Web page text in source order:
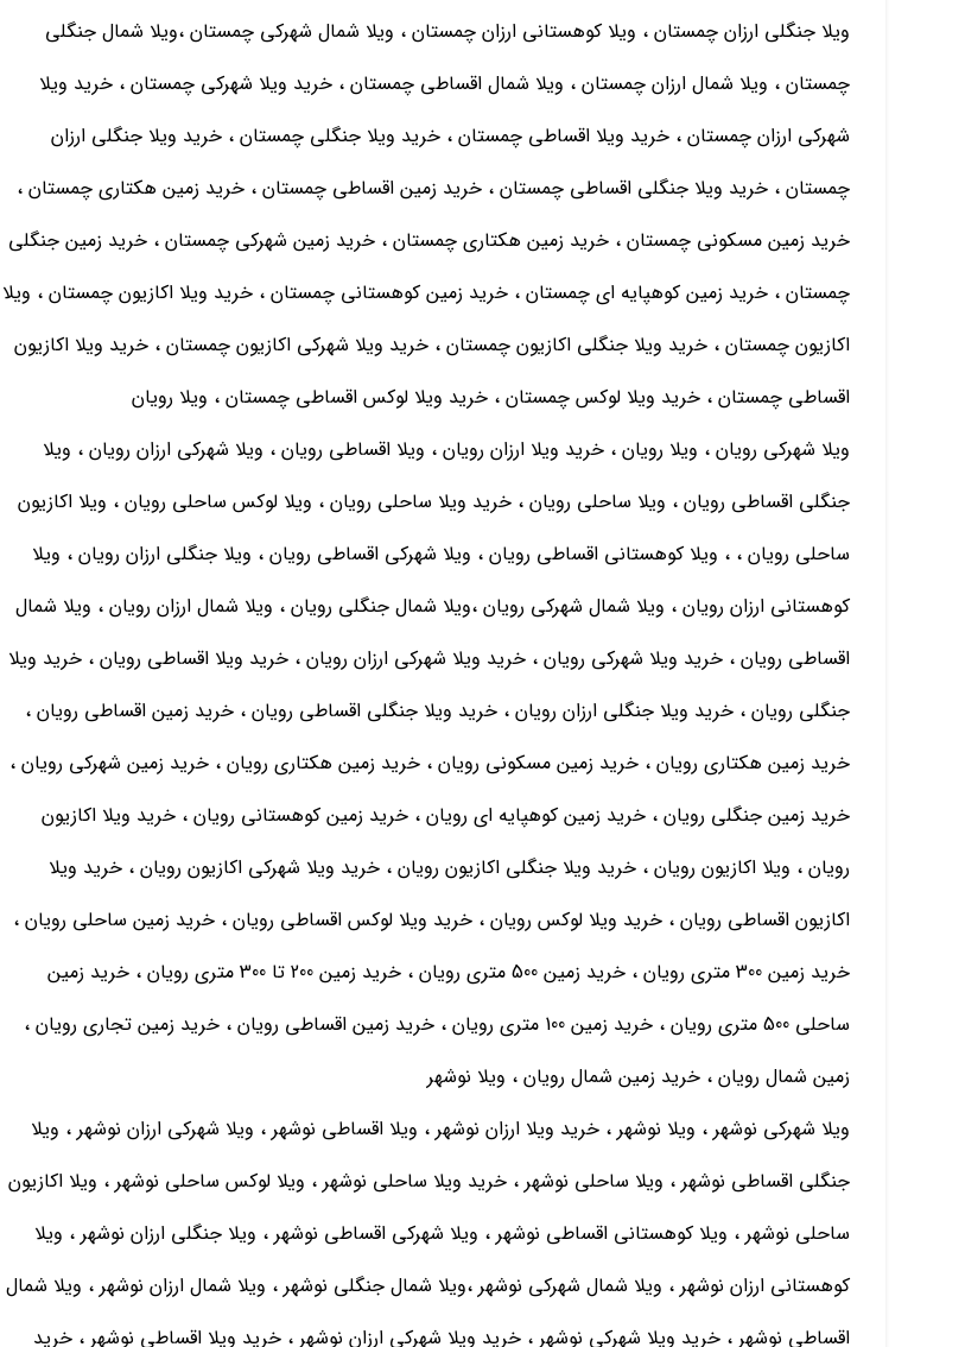
ویلا جنگلی ارزان چمستان ، ویلا کوهستانی ارزان چمستان ، ویلا شمال شهرکی چمستان ،ویلا شمال جنگلی
چمستان ، ویلا شمال ارزان چمستان ، ویلا شمال اقساطی چمستان ، خرید ویلا شهرکی چمستان ، خرید ویلا
شهرکی ارزان چمستان ، خرید ویلا اقساطی چمستان ، خرید ویلا جنگلی چمستان ، خرید ویلا جنگلی ارزان
چمستان ، خرید ویلا جنگلی اقساطی چمستان ، خرید زمین اقساطی چمستان ، خرید زمین هکتاری چمستان ،
خرید زمین مسکونی چمستان ، خرید زمین هکتاری چمستان ، خرید زمین شهرکی چمستان ، خرید زمین جنگلی
چمستان ، خرید زمین کوهپایه ای چمستان ، خرید زمین کوهستانی چمستان ، خرید ویلا اکازیون چمستان ، ویلا
اکازیون چمستان ، خرید ویلا جنگلی اکازیون چمستان ، خرید ویلا شهرکی اکازیون چمستان ، خرید ویلا اکازیون
اقساطی چمستان ، خرید ویلا لوکس چمستان ، خرید ویلا لوکس اقساطی چمستان ، ویلا رویان
ویلا شهرکی رویان ، ویلا رویان ، خرید ویلا ارزان رویان ، ویلا اقساطی رویان ، ویلا شهرکی ارزان رویان ، ویلا
جنگلی اقساطی رویان ، ویلا ساحلی رویان ، خرید ویلا ساحلی رویان ، ویلا لوکس ساحلی رویان ، ویلا اکازیون
ساحلی رویان ، ، ویلا کوهستانی اقساطی رویان ، ویلا شهرکی اقساطی رویان ، ویلا جنگلی ارزان رویان ، ویلا
کوهستانی ارزان رویان ، ویلا شمال شهرکی رویان ،ویلا شمال جنگلی رویان ، ویلا شمال ارزان رویان ، ویلا شمال
اقساطی رویان ، خرید ویلا شهرکی رویان ، خرید ویلا شهرکی ارزان رویان ، خرید ویلا اقساطی رویان ، خرید ویلا
جنگلی رویان ، خرید ویلا جنگلی ارزان رویان ، خرید ویلا جنگلی اقساطی رویان ، خرید زمین اقساطی رویان ،
خرید زمین هکتاری رویان ، خرید زمین مسکونی رویان ، خرید زمین هکتاری رویان ، خرید زمین شهرکی رویان ،
خرید زمین جنگلی رویان ، خرید زمین کوهپایه ای رویان ، خرید زمین کوهستانی رویان ، خرید ویلا اکازیون
رویان ، ویلا اکازیون رویان ، خرید ویلا جنگلی اکازیون رویان ، خرید ویلا شهرکی اکازیون رویان ، خرید ویلا
اکازیون اقساطی رویان ، خرید ویلا لوکس رویان ، خرید ویلا لوکس اقساطی رویان ، خرید زمین ساحلی رویان ،
خرید زمین 300 متری رویان ، خرید زمین 500 متری رویان ، خرید زمین 200 تا 300 متری رویان ، خرید زمین
ساحلی 500 متری رویان ، خرید زمین 100 متری رویان ، خرید زمین اقساطی رویان ، خرید زمین تجاری رویان ،
زمین شمال رویان ، خرید زمین شمال رویان ، ویلا نوشهر
ویلا شهرکی نوشهر ، ویلا نوشهر ، خرید ویلا ارزان نوشهر ، ویلا اقساطی نوشهر ، ویلا شهرکی ارزان نوشهر ، ویلا
جنگلی اقساطی نوشهر ، ویلا ساحلی نوشهر ، خرید ویلا ساحلی نوشهر ، ویلا لوکس ساحلی نوشهر ، ویلا اکازیون
ساحلی نوشهر ، ویلا کوهستانی اقساطی نوشهر ، ویلا شهرکی اقساطی نوشهر ، ویلا جنگلی ارزان نوشهر ، ویلا
کوهستانی ارزان نوشهر ، ویلا شمال شهرکی نوشهر ،ویلا شمال جنگلی نوشهر ، ویلا شمال ارزان نوشهر ، ویلا شمال
اقساطی نوشهر ، خرید ویلا شهرکی نوشهر ، خرید ویلا شهرکی ارزان نوشهر ، خرید ویلا اقساطی نوشهر ، خرید